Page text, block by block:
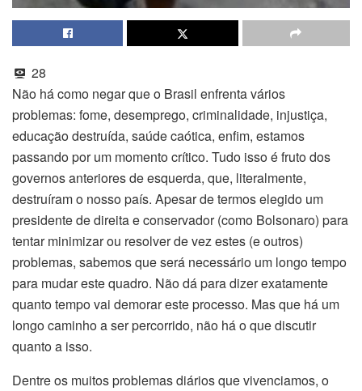
28
Não há como negar que o Brasil enfrenta vários
problemas: fome, desemprego, criminalidade, injustiça,
educação destruída, saúde caótica, enfim, estamos
passando por um momento crítico. Tudo isso é fruto dos
governos anteriores de esquerda, que, literalmente,
destruíram o nosso país. Apesar de termos elegido um
presidente de direita e conservador (como Bolsonaro) para
tentar minimizar ou resolver de vez estes (e outros)
problemas, sabemos que será necessário um longo tempo
para mudar este quadro. Não dá para dizer exatamente
quanto tempo vai demorar este processo. Mas que há um
longo caminho a ser percorrido, não há o que discutir
quanto a isso.
Dentre os muitos problemas diários que vivenciamos, o